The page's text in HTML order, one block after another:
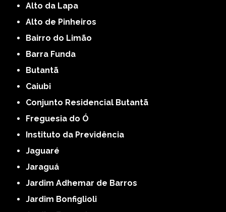
Alto da Lapa
Alto de Pinheiros
Bairro do Limão
Barra Funda
Butantã
Caiubi
Conjunto Residencial Butantã
Freguesia do Ó
Instituto da Previdência
Jaguaré
Jaraguá
Jardim Adhemar de Barros
Jardim Bonfiglioli